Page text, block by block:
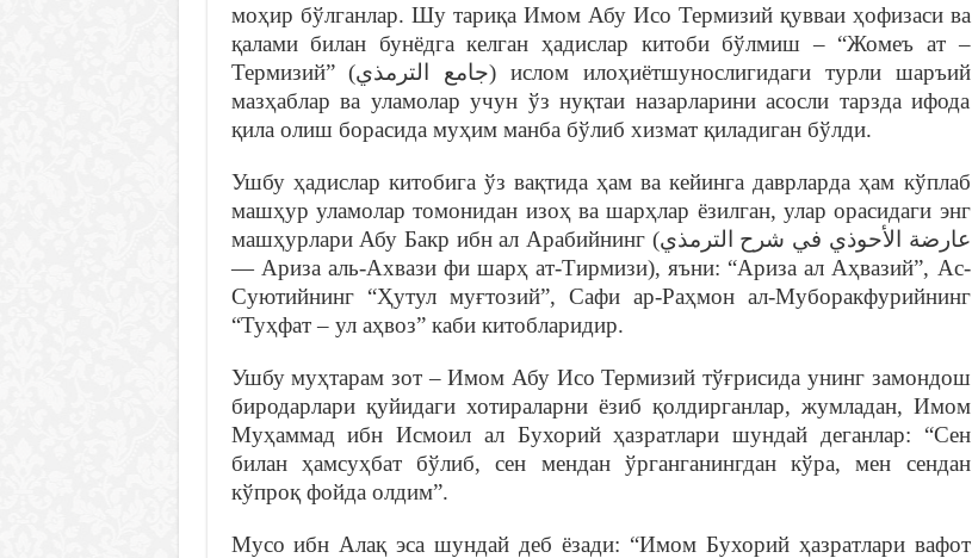
моҳир бўлганлар. Шу тариқа Имом Абу Исо Термизий қувваи ҳофизаси ва
қалами билан бунёдга келган ҳадислар китоби бўлмиш – “Жомеъ ат –
Термизий” (جامع الترمذي‎) ислом илоҳиётшунослигидаги турли шаръий
мазҳаблар ва уламолар учун ўз нуқтаи назарларини асосли тарзда ифода
қила олиш борасида муҳим манба бўлиб хизмат қиладиган бўлди.
Ушбу ҳадислар китобига ўз вақтида ҳам ва кейинга даврларда ҳам кўплаб
машҳур уламолар томонидан изоҳ ва шарҳлар ёзилган, улар орасидаги энг
машҳурлари Абу Бакр ибн ал Арабийнинг (عارضة الأحوذي في شرح الترمذي
— Ариза аль-Ахвази фи шарҳ ат-Тирмизи), яъни: “Ариза ал Аҳвазий”, Ас-
Суютийнинг “Ҳутул муғтозий”, Сафи ар-Раҳмон ал-Муборакфурийнинг
“Туҳфат – ул аҳвоз” каби китобларидир.
Ушбу муҳтарам зот – Имом Абу Исо Термизий тўғрисида унинг замондош
биродарлари қуйидаги хотираларни ёзиб қолдирганлар, жумладан, Имом
Муҳаммад ибн Исмоил ал Бухорий ҳазратлари шундай деганлар: “Сен
билан ҳамсуҳбат бўлиб, сен мендан ўрганганингдан кўра, мен сендан
кўпроқ фойда олдим”.
Мусо ибн Алақ эса шундай деб ёзади: “Имом Бухорий ҳазратлари вафот